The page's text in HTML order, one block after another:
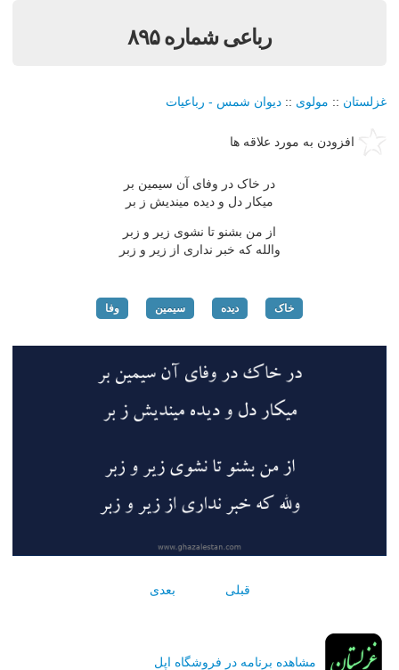
رباعی شماره ۸۹۵
غزلستان :: مولوی :: دیوان شمس - رباعیات
افزودن به مورد علاقه ها
در خاک در وفای آن سیمین بر
میکار دل و دیده میندیش ز بر
از من بشنو تا نشوی زیر و زبر
والله که خبر نداری از زیر و زبر
خاک دیده سیمین وفا
قبلی بعدی
مشاهده برنامه در فروشگاه اپل